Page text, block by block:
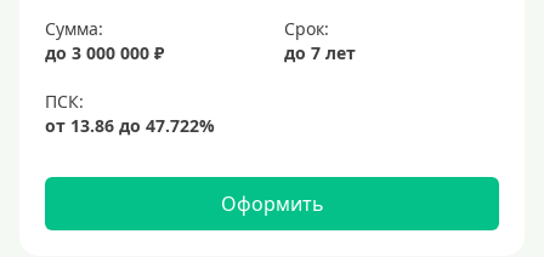
Валюта
В долларах США
В евро
Сумма:
до 3 000 000 ₽
Срок:
до 7 лет
Оформить